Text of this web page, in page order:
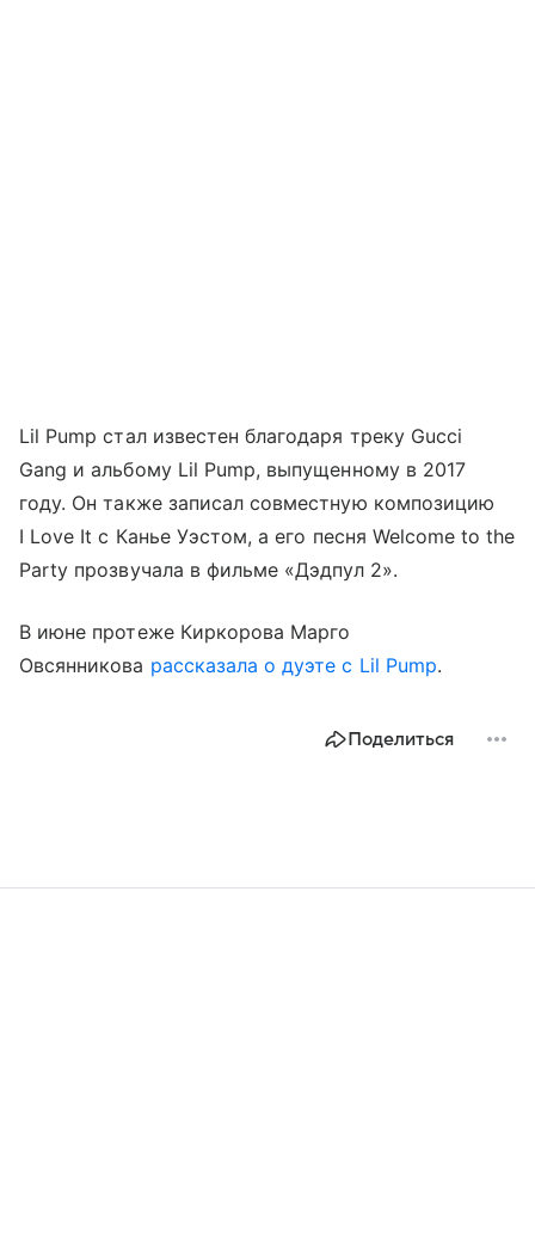
Lil Pump стал известен благодаря треку Gucci
Gang и альбому Lil Pump, выпущенному в 2017
году. Он также записал совместную композицию
I Love It с Канье Уэстом, а его песня Welcome to the
Party прозвучала в фильме «Дэдпул 2».
В июне протеже Киркорова Марго
Овсянникова рассказала о дуэте с Lil Pump.
Поделиться